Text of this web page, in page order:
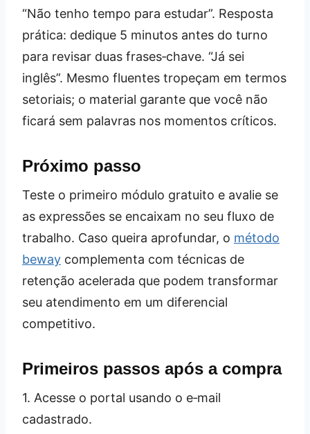
“Não tenho tempo para estudar”. Resposta
prática: dedique 5 minutos antes do turno
para revisar duas frases‑chave. “Já sei
inglês”. Mesmo fluentes tropeçam em termos
setoriais; o material garante que você não
ficará sem palavras nos momentos críticos.
Próximo passo
Teste o primeiro módulo gratuito e avalie se
as expressões se encaixam no seu fluxo de
trabalho. Caso queira aprofundar, o método
beway complementa com técnicas de
retenção acelerada que podem transformar
seu atendimento em um diferencial
competitivo.
Primeiros passos após a compra
1. Acesse o portal usando o e‑mail
cadastrado.